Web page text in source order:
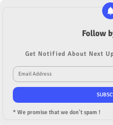
Follow
Get Notified About Next
* We promise that we don't spam !